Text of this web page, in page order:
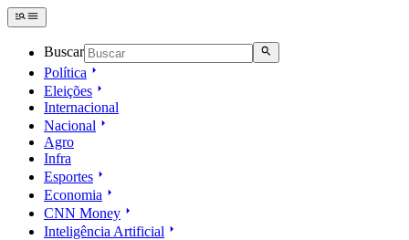
Buscar
Política
Eleições
Internacional
Nacional
Agro
Infra
Esportes
Economia
CNN Money
Inteligência Artificial